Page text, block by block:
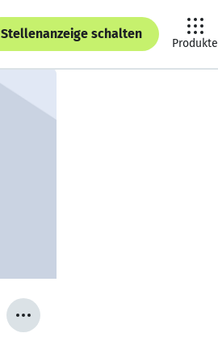
Stellenanzeige schalten
Produkte